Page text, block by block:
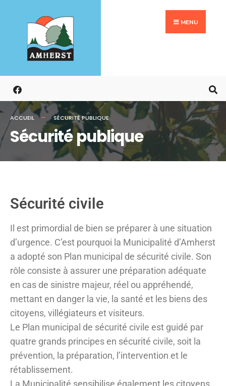
MENU
ACCUEIL SÉCURITÉ PUBLIQUE
Sécurité publique
Sécurité civile
Il est primordial de bien se préparer à une situation
d’urgence. C’est pourquoi la Municipalité d’Amherst
a adopté son Plan municipal de sécurité civile. Son
rôle consiste à assurer une préparation adéquate
en cas de sinistre majeur, réel ou appréhendé,
mettant en danger la vie, la santé et les biens des
citoyens, villégiateurs et visiteurs.
Le Plan municipal de sécurité civile est guidé par
quatre grands principes en sécurité civile, soit la
prévention, la préparation, l’intervention et le
rétablissement.
La Municipalité sensibilise également les citoyens